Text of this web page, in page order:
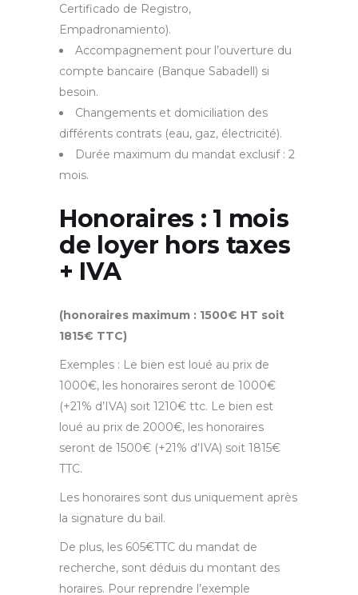
Certificado de Registro,
Empadronamiento).
Accompagnement pour l’ouverture du
compte bancaire (Banque Sabadell) si
besoin.
Changements et domiciliation des
différents contrats (eau, gaz, électricité).
Durée maximum du mandat exclusif : 2
mois.
Honoraires : 1 mois
de loyer hors taxes
+ IVA
(honoraires maximum : 1500€ HT soit
1815€ TTC)
Exemples : Le bien est loué au prix de
1000€, les honoraires seront de 1000€
(+21% d’IVA) soit 1210€ ttc. Le bien est
loué au prix de 2000€, les honoraires
seront de 1500€ (+21% d’IVA) soit 1815€
TTC.
Les honoraires sont dus uniquement après
la signature du bail.
De plus, les 605€TTC du mandat de
recherche, sont déduis du montant des
horaires. Pour reprendre l’exemple